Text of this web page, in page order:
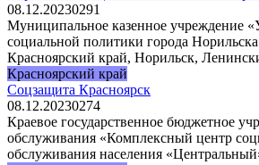
08.12.20230291
Муниципальное казенное учреждение
социальной политики города
Красноярский край, Норильск,
Красноярский край
Соцзащита Красноярск
08.12.20230274
Краевое государственное бюджетное
обслуживания «Комплексный центр
обслуживания населения